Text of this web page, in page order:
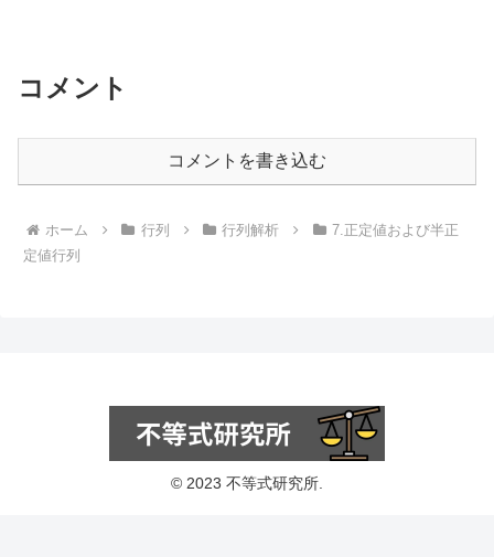
コメント
コメントを書き込む
ホーム 行列 行列解析
7.正定値および半正
定値行列
© 2023 不等式研究所.